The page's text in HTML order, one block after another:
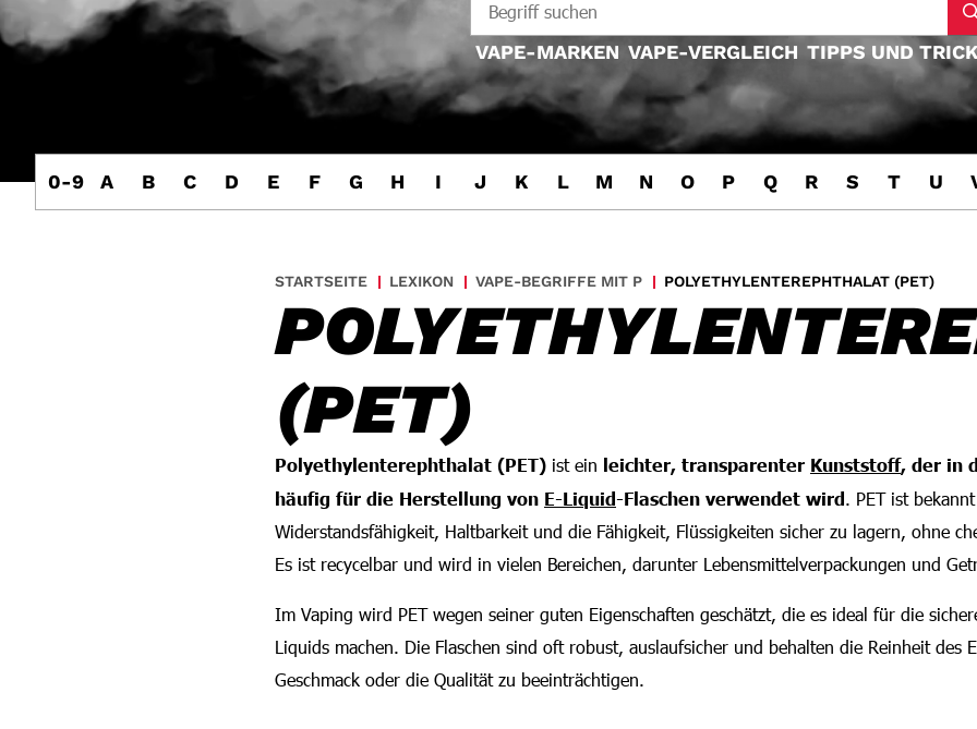
VAPE-MARKEN VAPE-VERGLEICH TIPPS UND
0-9 A B C D E F G H I J K L M N O P Q R S T U
STARTSEITE LEXIKON VAPE-BEGRIFFE MIT P POLYETHYLENTEREPHTHALAT (PET)
(PET)
Polyethylenterephthalat (PET) ist ein leichter, transparenter Kunststoff, der in
häufig für die Herstellung von E-Liquid-Flaschen verwendet wird. PET ist
Widerstandsfähigkeit, Haltbarkeit und die Fähigkeit, Flüssigkeiten sicher zu lagern, ohne
Es ist recycelbar und wird in vielen Bereichen, darunter Lebensmittelverpackungen und
Im Vaping wird PET wegen seiner guten Eigenschaften geschätzt, die es ideal für die
Liquids machen. Die Flaschen sind oft robust, auslaufsicher und behalten die Reinheit des
Geschmack oder die Qualität zu beeinträchtigen.